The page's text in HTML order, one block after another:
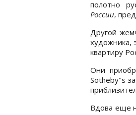
полотно
России,
Другой
художника,
квартиру
Они
Sotheby"s
Вдова еще